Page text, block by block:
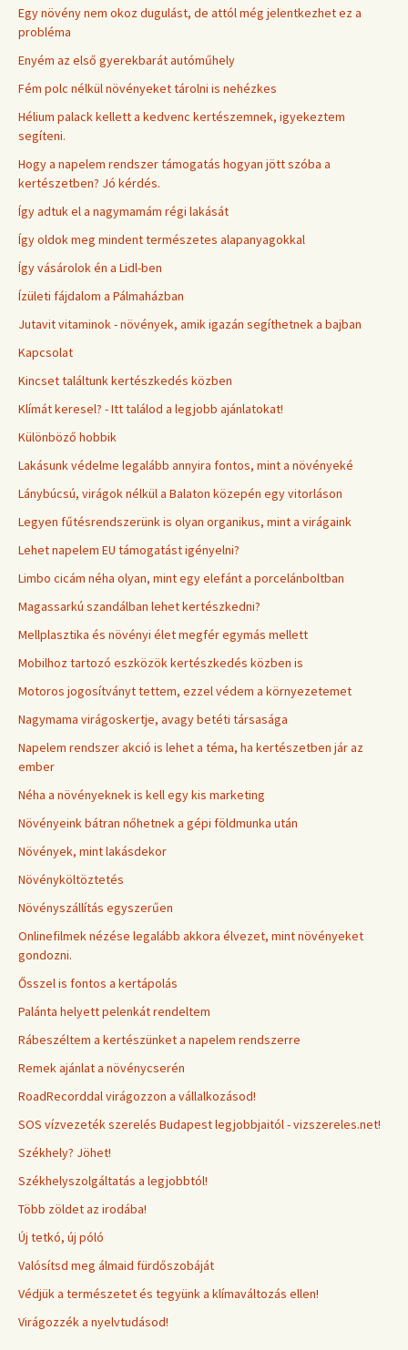
Egy növény nem okoz dugulást, de attól még jelentkezhet ez a
probléma
Enyém az első gyerekbarát autóműhely
Fém polc nélkül növényeket tárolni is nehézkes
Hélium palack kellett a kedvenc kertészemnek, igyekeztem
segíteni.
Hogy a napelem rendszer támogatás hogyan jött szóba a
kertészetben? Jó kérdés.
Így adtuk el a nagymamám régi lakását
Így oldok meg mindent természetes alapanyagokkal
Így vásárolok én a Lidl-ben
Ízületi fájdalom a Pálmaházban
Jutavit vitaminok - növények, amik igazán segíthetnek a bajban
Kapcsolat
Kincset találtunk kertészkedés közben
Klímát keresel? - Itt találod a legjobb ajánlatokat!
Különböző hobbik
Lakásunk védelme legalább annyira fontos, mint a növényeké
Lánybúcsú, virágok nélkül a Balaton közepén egy vitorláson
Legyen fűtésrendszerünk is olyan organikus, mint a virágaink
Lehet napelem EU támogatást igényelni?
Limbo cicám néha olyan, mint egy elefánt a porcelánboltban
Magassarkú szandálban lehet kertészkedni?
Mellplasztika és növényi élet megfér egymás mellett
Mobilhoz tartozó eszközök kertészkedés közben is
Motoros jogosítványt tettem, ezzel védem a környezetemet
Nagymama virágoskertje, avagy betéti társasága
Napelem rendszer akció is lehet a téma, ha kertészetben jár az
ember
Néha a növényeknek is kell egy kis marketing
Növényeink bátran nőhetnek a gépi földmunka után
Növények, mint lakásdekor
Növényköltöztetés
Növényszállítás egyszerűen
Onlinefilmek nézése legalább akkora élvezet, mint növényeket
gondozni.
Ősszel is fontos a kertápolás
Palánta helyett pelenkát rendeltem
Rábeszéltem a kertészünket a napelem rendszerre
Remek ajánlat a növénycserén
RoadRecorddal virágozzon a vállalkozásod!
SOS vízvezeték szerelés Budapest legjobbjaitól - vizszereles.net!
Székhely? Jöhet!
Székhelyszolgáltatás a legjobbtól!
Több zöldet az irodába!
Új tetkó, új póló
Valósítsd meg álmaid fürdőszobáját
Védjük a természetet és tegyünk a klímaváltozás ellen!
Virágozzék a nyelvtudásod!